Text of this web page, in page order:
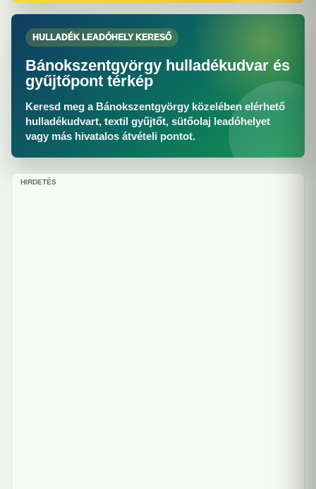
HULLADÉK LEADÓHELY KERESŐ
Bánokszentgyörgy hulladékudvar és
gyűjtőpont térkép
Keresd meg a Bánokszentgyörgy közelében elérhető
hulladékudvart, textil gyűjtőt, sütőolaj leadóhelyet
vagy más hivatalos átvételi pontot.
HIRDETÉS